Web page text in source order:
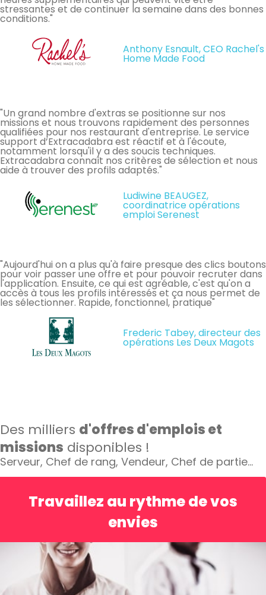
stressantes et de continuer la semaine dans des bonnes
conditions."
Anthony Esnault, CEO Rachel's
Home Made Food
"Un grand nombre d'extras se positionne sur nos
missions et nous trouvons rapidement des personnes
qualifiées pour nos restaurant d'entreprise. Le service
support d’Extracadabra est réactif et à l'écoute,
notamment lorsqu'il y a des soucis techniques.
Extracadabra connaît nos critères de sélection et nous
aide à trouver des profils adaptés."
Ludiwine BEAUGEZ,
coordinatrice opérations
emploi Serenest
"Aujourd'hui on a plus qu'à faire presque des clics boutons
pour voir passer une offre et pour pouvoir recruter dans
l'application. Ensuite, ce qui est agréable, c'est qu'on a
accès à tous les profils intéressés et ça nous permet de
les sélectionner. Rapide, fonctionnel, pratique"
Frederic Tabey, directeur des
opérations Les Deux Magots
Des milliers d'offres d'emplois et
missions disponibles !
Serveur, Chef de rang, Vendeur, Chef de partie…
Travaillez au rythme de vos
envies